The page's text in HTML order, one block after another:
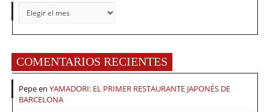
ARCHIVOS
COMENTARIOS RECIENTES
Pepeen YAMADORI: EL PRIMER RESTAURANTE JAPONÉS DE
BARCELONA